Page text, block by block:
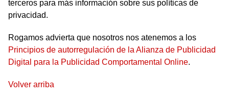
terceros para más información sobre sus políticas de
privacidad.
Rogamos advierta que nosotros nos atenemos a los
Principios de autorregulación de la Alianza de Publicidad
Digital para la Publicidad Comportamental Online.
Volver arriba